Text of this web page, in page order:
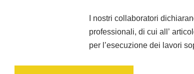
I nostri collaboratori
professionali, di cui all’
per l’esecuzione dei lavori